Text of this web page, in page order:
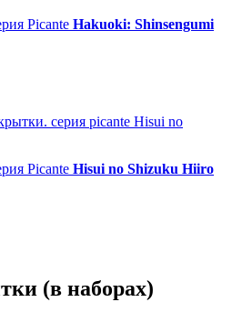
Picante Hakuoki: Shinsengumi
Picante Hisui no Shizuku Hiiro
(в наборах)